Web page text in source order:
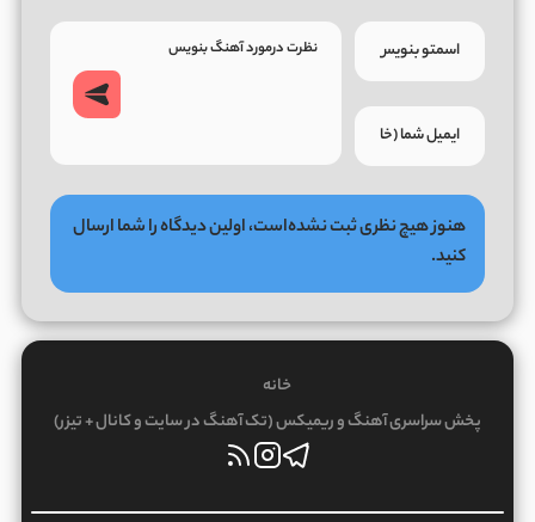
هنوز هیچ نظری ثبت نشده‌است، اولین دیدگاه را شما ارسال
کنید.
خانه
پخش سراسری آهنگ و ریمیکس (تک آهنگ در سایت و کانال + تیزر)